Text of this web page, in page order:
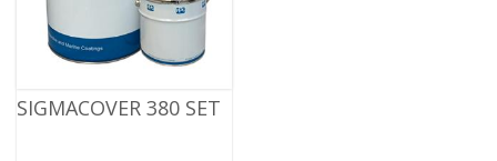
SIGMACOVER 380 SET